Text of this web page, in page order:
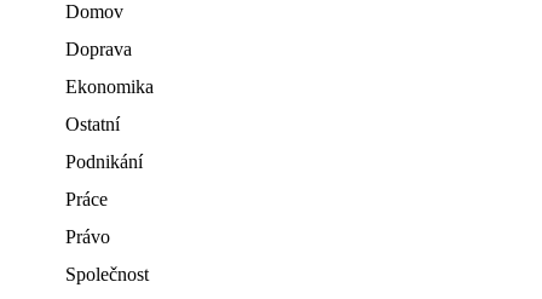
Domov
Doprava
Ekonomika
Ostatní
Podnikání
Práce
Právo
Společnost